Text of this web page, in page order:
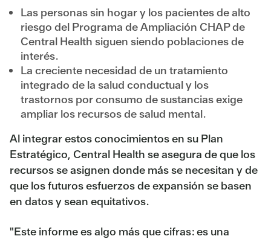
Las personas sin hogar y los pacientes de alto
riesgo del Programa de Ampliación CHAP de
Central Health siguen siendo poblaciones de
interés.
La creciente necesidad de un tratamiento
integrado de la salud conductual y los
trastornos por consumo de sustancias exige
ampliar los recursos de salud mental.
Al integrar estos conocimientos en su Plan
Estratégico, Central Health se asegura de que los
recursos se asignen donde más se necesitan y de
que los futuros esfuerzos de expansión se basen
en datos y sean equitativos.
"Este informe es algo más que cifras: es una